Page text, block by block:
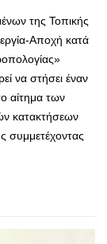
της Τοπικής
Αποχή κατά
να στήσει έναν
αίτημα των
κατακτήσεων
συμμετέχοντας